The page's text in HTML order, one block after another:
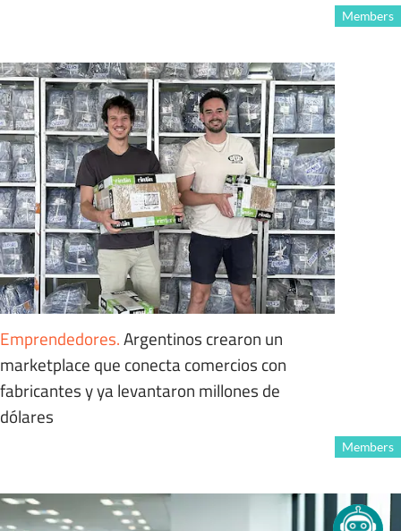
Members
Emprendedores.Argentinos crearon un
marketplace que conecta comercios con
fabricantes y ya levantaron millones de
dólares
Members